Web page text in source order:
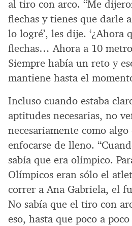
al tiro con arco. “Me
flechas y tienes que darle a
lo logré’, les dije. ‘¿Ahora
flechas… Ahora a 10
Siempre había un reto y
mantiene hasta el
Incluso cuando estaba
aptitudes necesarias, no
necesariamente como
enfocarse de lleno.
sabía que era olímpico.
Olímpicos eran sólo el
correr a Ana Gabriela, el
No sabía que el tiro con
eso, hasta que poco a